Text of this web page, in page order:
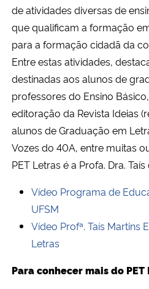
de atividades diversas de
que qualificam a formação
para a formação cidadã da
Entre estas atividades,
destinadas aos alunos de
professores do Ensino
editoração da Revista Ideias
alunos de Graduação em
Vozes do 40A, entre muitas
PET Letras é a Profa. Dra.
Vídeo Programa de
UFSM
Vídeo Profª. Taís Martins
Letras
Para conhecer mais do PET